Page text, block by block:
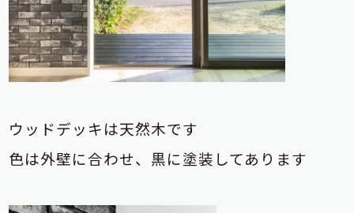
ウッドデッキは天然木です
色は外壁に合わせ、黒に塗装してあります